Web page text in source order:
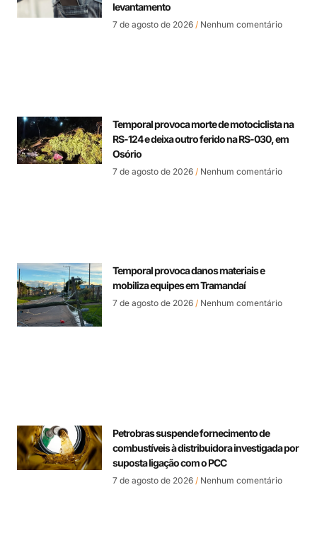
levantamento
7 de agosto de 2026 Nenhum comentário
Temporal provoca morte de motociclista na
RS-124 e deixa outro ferido na RS-030, em
Osório
7 de agosto de 2026 Nenhum comentário
Temporal provoca danos materiais e
mobiliza equipes em Tramandaí
7 de agosto de 2026 Nenhum comentário
Petrobras suspende fornecimento de
combustíveis à distribuidora investigada por
suposta ligação com o PCC
7 de agosto de 2026 Nenhum comentário